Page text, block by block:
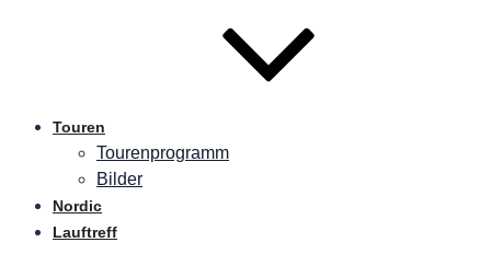
Touren
Tourenprogramm
Bilder
Nordic
Lauftreff